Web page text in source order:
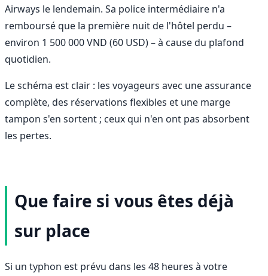
Airways le lendemain. Sa police intermédiaire n'a
remboursé que la première nuit de l'hôtel perdu –
environ 1 500 000 VND (60 USD) – à cause du plafond
quotidien.
Le schéma est clair : les voyageurs avec une assurance
complète, des réservations flexibles et une marge
tampon s'en sortent ; ceux qui n'en ont pas absorbent
les pertes.
Que faire si vous êtes déjà
sur place
Si un typhon est prévu dans les 48 heures à votre